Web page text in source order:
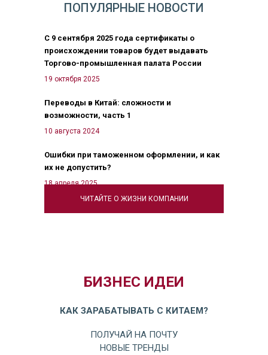
ЧИТАЙТЕ О ЖИЗНИ КОМПАНИИ
ПОПУЛЯРНЫЕ НОВОСТИ
С 9 сентября 2025 года сертификаты о
происхождении товаров будет выдавать
Торгово-промышленная палата России
19 октября 2025
Переводы в Китай: сложности и
возможности, часть 1
10 августа 2024
Ошибки при таможенном оформлении, и как
их не допустить?
18 апреля 2025
БИЗНЕС ИДЕИ
КАК ЗАРАБАТЫВАТЬ С КИТАЕМ?
ПОЛУЧАЙ НА ПОЧТУ
НОВЫЕ ТРЕНДЫ